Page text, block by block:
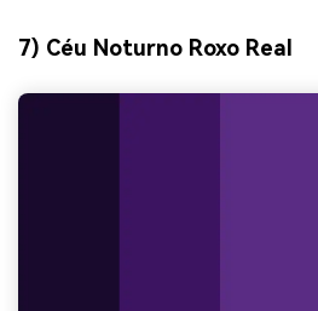
7) Céu Noturno Roxo Real